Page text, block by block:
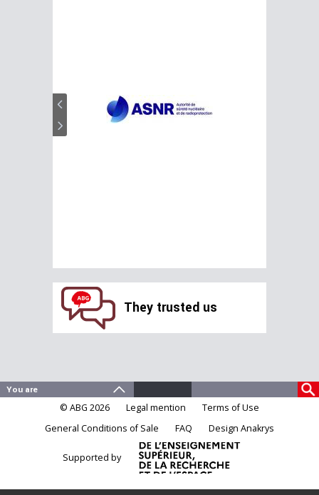
They trusted us
© ABG 2026 Legal mention
Terms of Use
General Conditions of Sale
FAQ Design Anakrys
Supported by